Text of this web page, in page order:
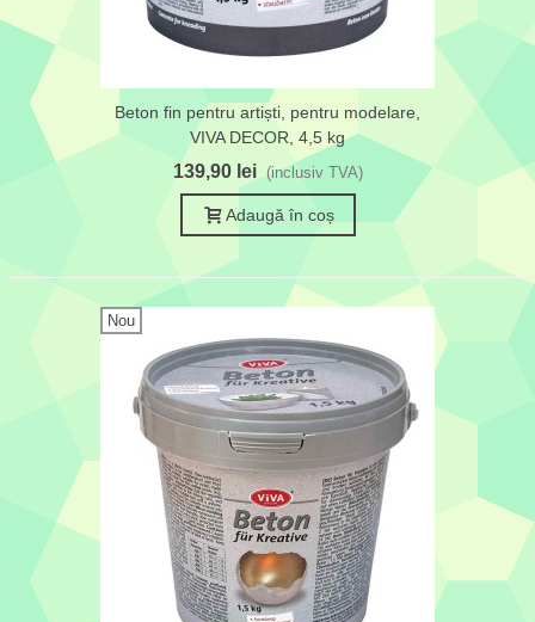
Beton fin pentru artiști, pentru modelare,
VIVA DECOR, 4,5 kg
139,90 lei (inclusiv TVA)
Adaugă în coș
Nou